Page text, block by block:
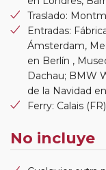
Traslado:
Entradas:
Ámsterdam,
en Berlín ,
Dachau; BMW
de la Navidad
Ferry: Calais
No incluye